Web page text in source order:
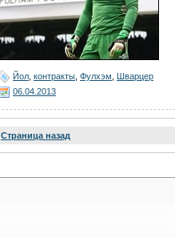
Йол контракты Фулхэм
Шварцер
06.04.2013
Страница назад